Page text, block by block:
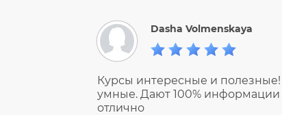
Dasha Volmenskaya
Курсы интересные и
умные. Дают 100% информации
отлично